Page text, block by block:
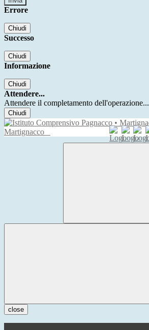
Errore
Chiudi
Successo
Chiudi
Informazione
Chiudi
Attendere...
Attendere il completamento dell'operazione...
Chiudi
Martignacco
close